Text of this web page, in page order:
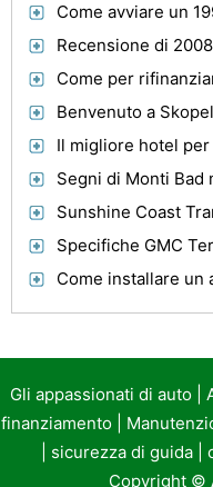
Come avviare un
Recensione di
Benvenuto a
Il migliore hotel per
Segni di Monti Bad
Sunshine Coast
Specifiche GMC
Come installare un
Gli appassionati di auto
finanziamento
sicurezza di guida|
Copyright ©